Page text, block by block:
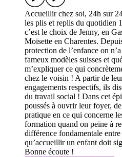
Accueillir chez soi, 24h sur
les plis et replis du quotidien
c’est le choix de Jenny, en
Moisette en Charentes.
protection de l’enfance on
fameux modèles suisses et
m’expliquer ce qui
chez le voisin ! A partir de
engagements respectifs, ils
du travail social ! Dans cet
poussés à ouvrir leur foyer,
pratique en ce qui concerne
formation quand on peine à
différence fondamentale
qu’accueillir un enfant doit
Bonne écoute !